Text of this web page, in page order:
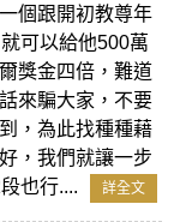
個跟開初教尊年
可以給他500萬
獎金四倍，難道
來騙大家，不要
，為此找種種藉
，我們就讓一步
也行....
詳全文